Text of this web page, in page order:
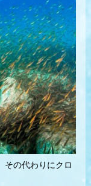
その代わりにクロ